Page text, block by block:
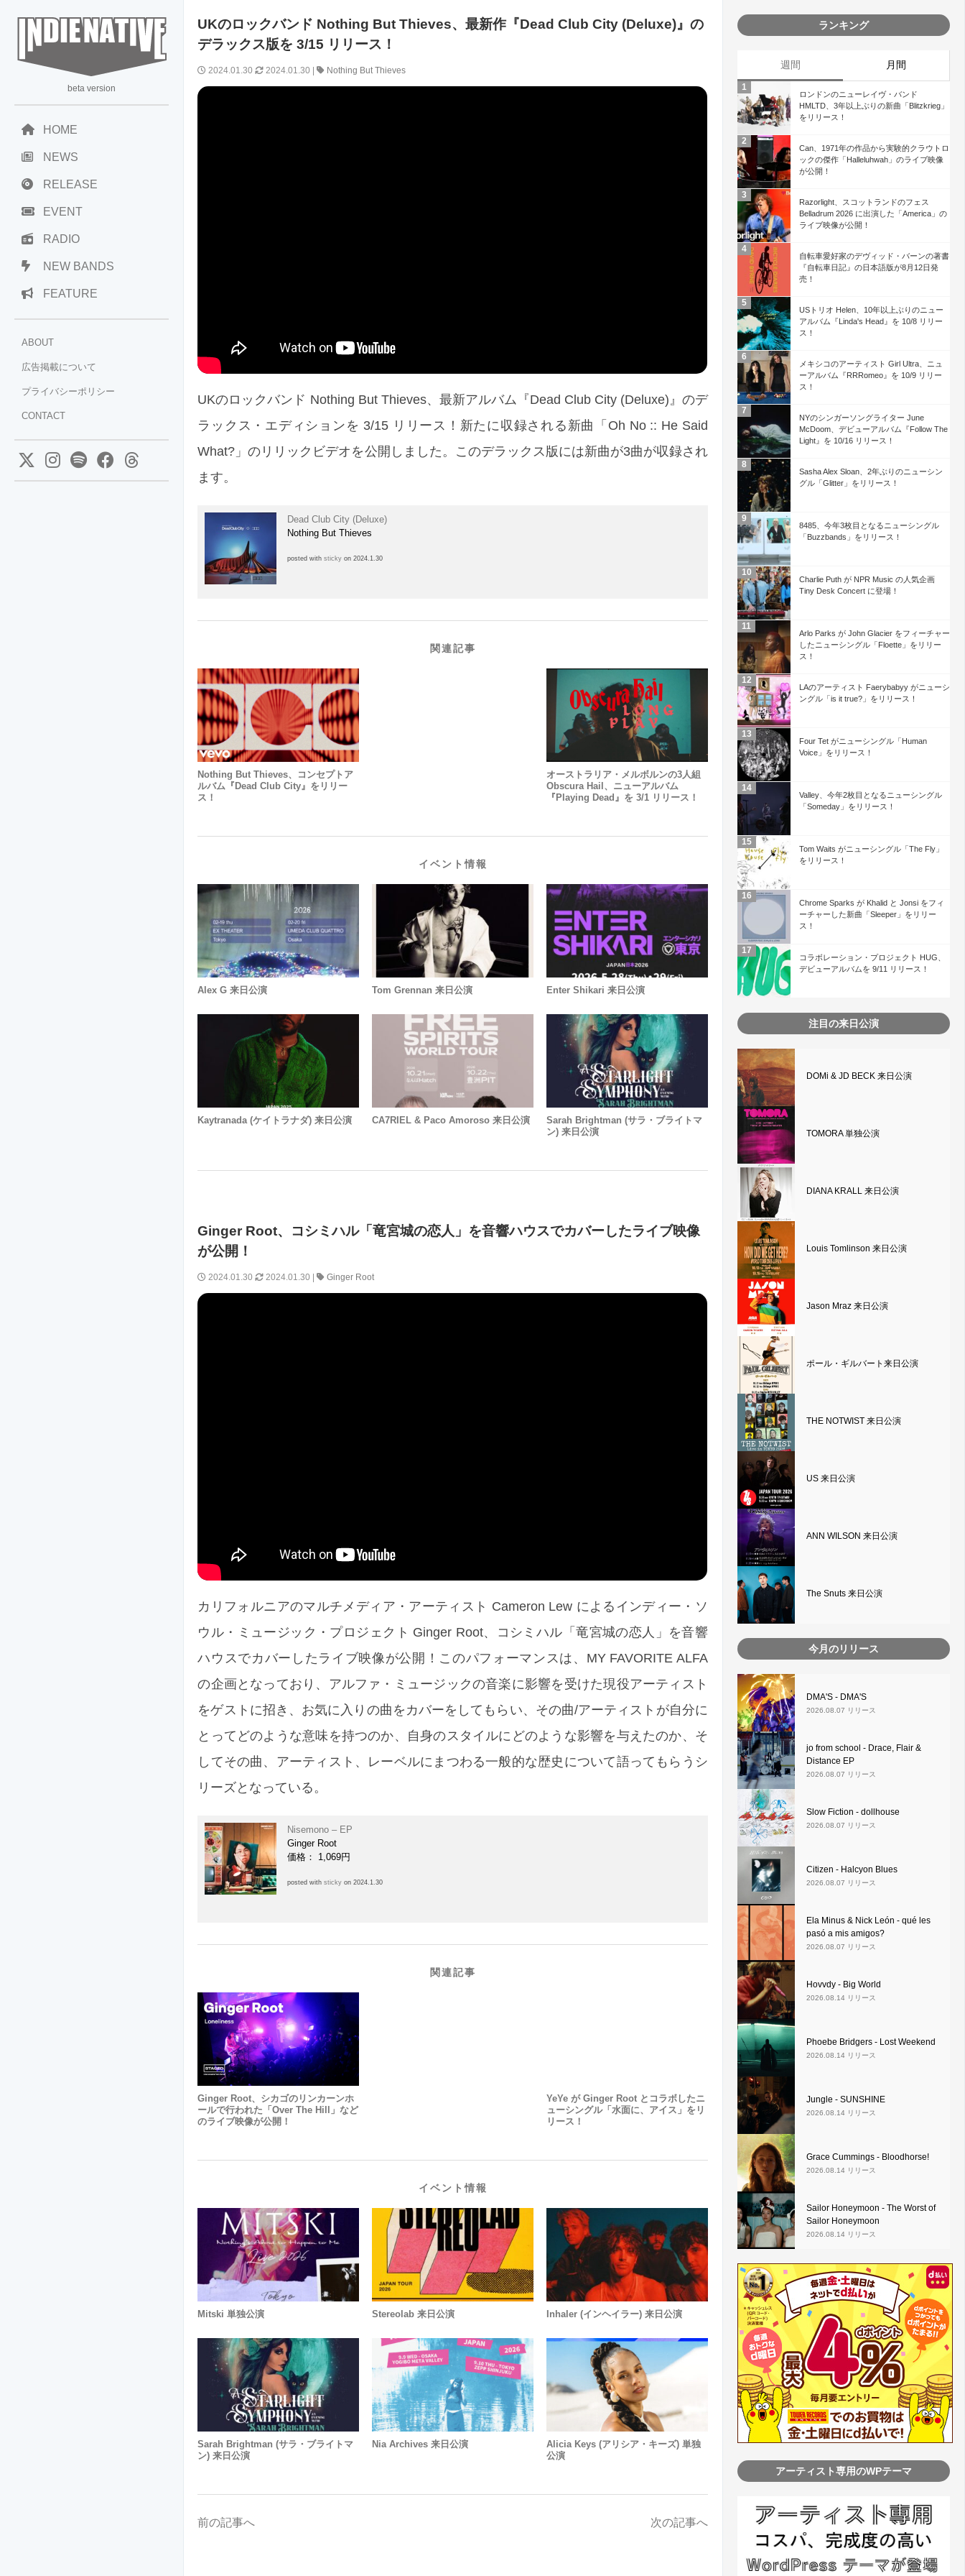
beta version
HOME
NEWS
RELEASE
EVENT
RADIO
NEW BANDS
FEATURE
ABOUT
広告掲載について
プライバシーポリシー
CONTACT
UKのロックバンド Nothing But Thieves、最新作『Dead Club City (Deluxe)』の
デラックス版を 3/15 リリース！
2024.01.30 2024.01.30 | Nothing But Thieves
UKのロックバンド Nothing But Thieves、最新アルバム『Dead Club City (Deluxe)』のデ
ラックス・エディションを 3/15 リリース！新たに収録される新曲「Oh No :: He Said
What?」のリリックビデオを公開しました。このデラックス版には新曲が3曲が収録され
ます。
Dead Club City (Deluxe)
Nothing But Thieves
posted withsticky on 2024.1.30
関連記事
Nothing But Thieves、コンセプトア
ルバム『Dead Club City』をリリー
ス！
オーストラリア・メルボルンの3人組
Obscura Hail、ニューアルバム
『Playing Dead』を 3/1 リリース！
イベント情報
Alex G 来日公演 Tom Grennan 来日公演 Enter Shikari 来日公演
Kaytranada (ケイトラナダ) 来日公演 CA7RIEL & Paco Amoroso 来日公演
Sarah Brightman (サラ・ブライトマ
ン) 来日公演
Ginger Root、コシミハル「竜宮城の恋人」を音響ハウスでカバーしたライブ映像
が公開！
2024.01.30 2024.01.30 | Ginger Root
カリフォルニアのマルチメディア・アーティスト Cameron Lew によるインディー・ソ
ウル・ミュージック・プロジェクト Ginger Root、コシミハル「竜宮城の恋人」を音響
ハウスでカバーしたライブ映像が公開！このパフォーマンスは、MY FAVORITE ALFA
の企画となっており、アルファ・ミュージックの音楽に影響を受けた現役アーティスト
をゲストに招き、お気に入りの曲をカバーをしてもらい、その曲/アーティストが自分に
とってどのような意味を持つのか、自身のスタイルにどのような影響を与えたのか、そ
してその曲、アーティスト、レーベルにまつわる一般的な歴史について語ってもらうシ
リーズとなっている。
Nisemono – EP
Ginger Root
価格： 1,069円
posted withsticky on 2024.1.30
関連記事
Ginger Root、シカゴのリンカーンホ
ールで行われた「Over The Hill」など
のライブ映像が公開！
YeYe が Ginger Root とコラボしたニ
ューシングル「水面に、アイス」をリ
リース！
イベント情報
Mitski 単独公演 Stereolab 来日公演 Inhaler (インヘイラー) 来日公演
Sarah Brightman (サラ・ブライトマ
ン) 来日公演
Nia Archives 来日公演
Alicia Keys (アリシア・キーズ) 単独
公演
前の記事へ 次の記事へ
ランキング
週間 月間
ロンドンのニューレイヴ・バンド
HMLTD、3年以上ぶりの新曲「Blitzkrieg」
をリリース！
Can、1971年の作品から実験的クラウトロ
ックの傑作「Halleluhwah」のライブ映像
が公開！
Razorlight、スコットランドのフェス
Belladrum 2026 に出演した「America」の
ライブ映像が公開！
自転車愛好家のデヴィッド・バーンの著書
『自転車日記』の日本語版が8月12日発
売！
USトリオ Helen、10年以上ぶりのニュー
アルバム『Linda's Head』を 10/8 リリー
ス！
メキシコのアーティスト Girl Ultra、ニュ
ーアルバム『RRRomeo』を 10/9 リリー
ス！
NYのシンガーソングライター June
McDoom、デビューアルバム『Follow The
Light』を 10/16 リリース！
Sasha Alex Sloan、2年ぶりのニューシン
グル「Glitter」をリリース！
8485、今年3枚目となるニューシングル
「Buzzbands」をリリース！
Charlie Puth が NPR Music の人気企画
Tiny Desk Concert に登場！
Arlo Parks が John Glacier をフィーチャー
したニューシングル「Floette」をリリー
ス！
LAのアーティスト Faerybabyy がニューシ
ングル「is it true?」をリリース！
Four Tet がニューシングル「Human
Voice」をリリース！
Valley、今年2枚目となるニューシングル
「Someday」をリリース！
Tom Waits がニューシングル「The Fly」
をリリース！
Chrome Sparks が Khalid と Jonsi をフィ
ーチャーした新曲「Sleeper」をリリー
ス！
コラボレーション・プロジェクト HUG、
デビューアルバムを 9/11 リリース！
注目の来日公演
DOMi & JD BECK 来日公演
TOMORA 単独公演
DIANA KRALL 来日公演
Louis Tomlinson 来日公演
Jason Mraz 来日公演
ポール・ギルバート来日公演
THE NOTWIST 来日公演
US 来日公演
ANN WILSON 来日公演
The Snuts 来日公演
今月のリリース
DMA'S - DMA'S
2026.08.07 リリース
jo from school - Drace, Flair &
Distance EP
2026.08.07 リリース
Slow Fiction - dollhouse
2026.08.07 リリース
Citizen - Halcyon Blues
2026.08.07 リリース
Ela Minus & Nick León - qué les
pasó a mis amigos?
2026.08.07 リリース
Hovvdy - Big World
2026.08.14 リリース
Phoebe Bridgers - Lost Weekend
2026.08.14 リリース
Jungle - SUNSHINE
2026.08.14 リリース
Grace Cummings - Bloodhorse!
2026.08.14 リリース
Sailor Honeymoon - The Worst of
Sailor Honeymoon
2026.08.14 リリース
アーティスト専用のWPテーマ